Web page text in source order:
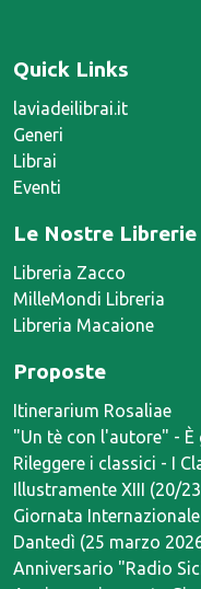
Quick Links
laviadeilibrai.it
Generi
Librai
Eventi
Le Nostre Librerie
Libreria Zacco
MilleMondi Libreria
Libreria Macaione
Proposte
Itinerarium Rosaliae
"Un tè con l'autore" - È
Rileggere i classici - I
Illustramente XIII (20/
Giornata
Dantedì (25 marzo
Anniversario "Radio